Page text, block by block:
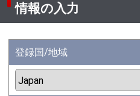
情報の入力
登録国/地域